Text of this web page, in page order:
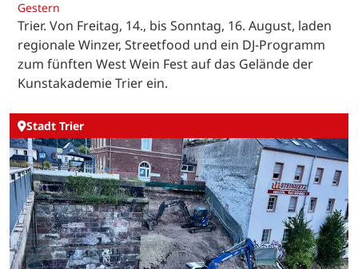
Gestern
Trier. Von Freitag, 14., bis Sonntag, 16. August, laden
regionale Winzer, Streetfood und ein DJ-Programm
zum fünften West Wein Fest auf das Gelände der
Kunstakademie Trier ein.
Stadt Trier